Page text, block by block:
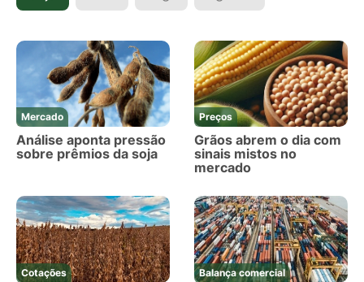
Mercado
Análise aponta pressão
sobre prêmios da soja
Preços
Grãos abrem o dia com
sinais mistos no
mercado
Cotações Balança comercial